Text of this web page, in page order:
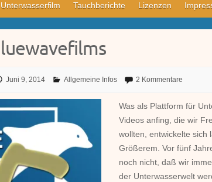
Tauchberichte Lizenzen
Juni 9, 2014 Allgemeine Infos 2 Kommentare
Was als Plattform für
Videos anfing, die wir
wollten, entwickelte sich
Größerem. Vor fünf
noch nicht, daß wir
der Unterwasserwelt